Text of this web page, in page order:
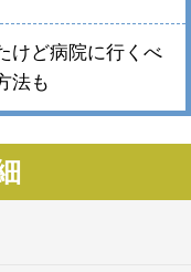
けど病院に行くべ
法も